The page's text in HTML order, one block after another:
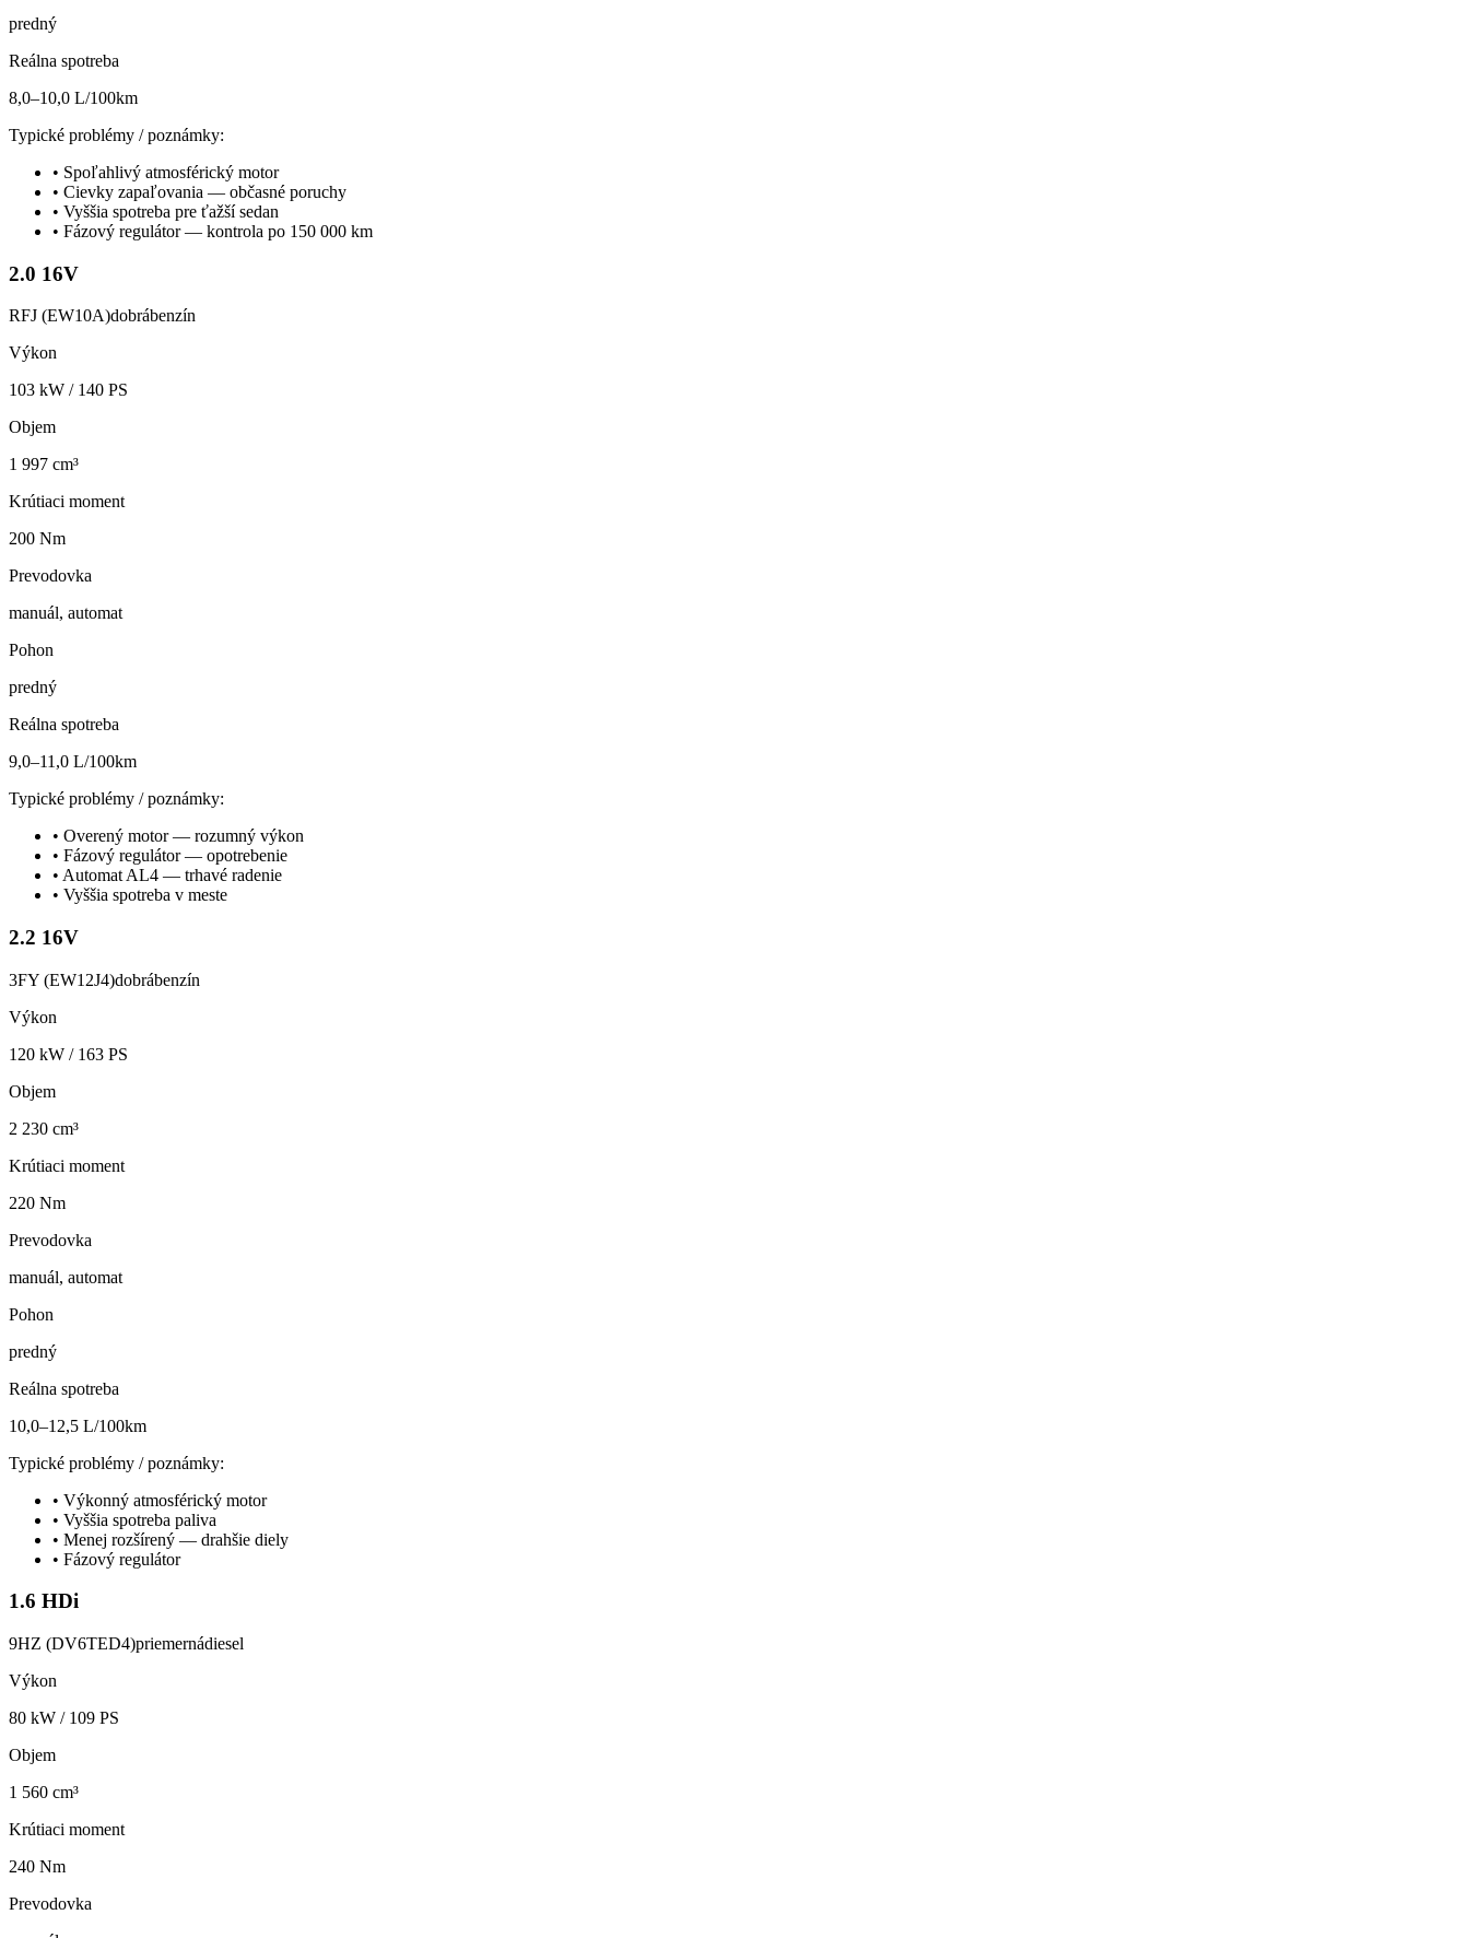
predný
Reálna spotreba
8,0–10,0 L/100km
Typické problémy / poznámky:
• Spoľahlivý atmosférický motor
• Cievky zapaľovania — občasné poruchy
• Vyššia spotreba pre ťažší sedan
• Fázový regulátor — kontrola po 150 000 km
2.0 16V
RFJ (EW10A)dobrábenzín
Výkon
103 kW / 140 PS
Objem
1 997 cm³
Krútiaci moment
200 Nm
Prevodovka
manuál, automat
Pohon
predný
Reálna spotreba
9,0–11,0 L/100km
Typické problémy / poznámky:
• Overený motor — rozumný výkon
• Fázový regulátor — opotrebenie
• Automat AL4 — trhavé radenie
• Vyššia spotreba v meste
2.2 16V
3FY (EW12J4)dobrábenzín
Výkon
120 kW / 163 PS
Objem
2 230 cm³
Krútiaci moment
220 Nm
Prevodovka
manuál, automat
Pohon
predný
Reálna spotreba
10,0–12,5 L/100km
Typické problémy / poznámky:
• Výkonný atmosférický motor
• Vyššia spotreba paliva
• Menej rozšírený — drahšie diely
• Fázový regulátor
1.6 HDi
9HZ (DV6TED4)priemernádiesel
Výkon
80 kW / 109 PS
Objem
1 560 cm³
Krútiaci moment
240 Nm
Prevodovka